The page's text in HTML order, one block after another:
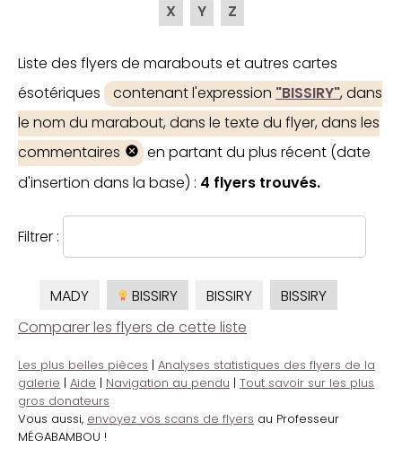
X
Y Z
Liste des flyers de marabouts et autres cartes
ésotériques
contenant l'expression "BISSIRY", dans
le nom du marabout, dans le texte du flyer, dans les
commentaires
en partant du plus récent (date
d'insertion dans la base) : 4 flyers trouvés.
Filtrer :
MADY BISSIRY BISSIRY
BISSIRY
Comparer les flyers de cette liste
Les plus belles pièces | Analyses statistiques des flyers de la
galerie | Aide | Navigation au pendu | Tout savoir sur les plus
gros donateurs
Vous aussi, envoyez vos scans de flyers au Professeur
MÉGABAMBOU !